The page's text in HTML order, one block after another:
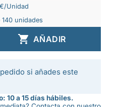
Unidad
140 unidades
 AÑADIR
si añades este
10 a 15 días hábiles.